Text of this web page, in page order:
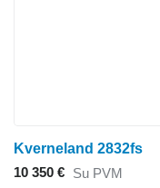
Kverneland 2832fs
10 350 € Su PVM